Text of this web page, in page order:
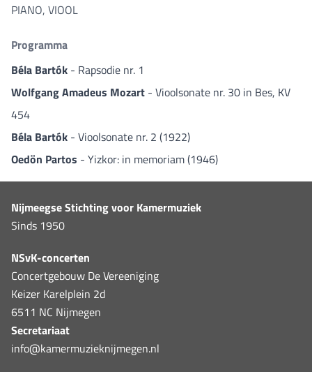
PIANO, VIOOL
Programma
Béla Bartók - Rapsodie nr. 1
Wolfgang Amadeus Mozart - Vioolsonate nr. 30 in Bes, KV
454
Béla Bartók - Vioolsonate nr. 2 (1922)
Oedön Partos - Yizkor: in memoriam (1946)
Nijmeegse Stichting voor Kamermuziek
Sinds 1950
NSvK-concerten
Concertgebouw De Vereeniging
Keizer Karelplein 2d
6511 NC Nijmegen
Secretariaat
info@kamermuzieknijmegen.nl